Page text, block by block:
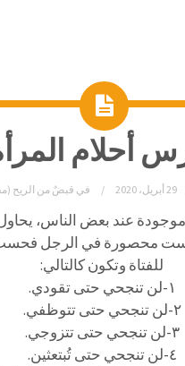
أحلام
29 أبريل، 2020 في قبضٌ من الريح
موجودة عند بعض الناس،
محصورة في الرجل
للفتاة وتكون كالتالي:
١-لن تنجحي حتى تقودي.
٢-لن تنجحي حتى تتوظفي.
٣-لن تنجحي حتى تتزوجي.
٤-لن تنجحي حتى تُبتعثين.